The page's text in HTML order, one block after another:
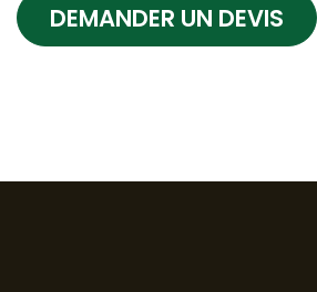
DEMANDER UN DEVIS